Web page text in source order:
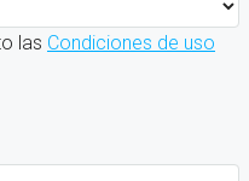
las Condiciones de uso